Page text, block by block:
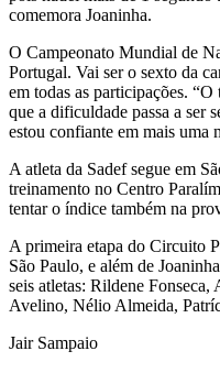
comemora Joaninha.
O Campeonato Mundial de
Portugal. Vai ser o sexto da
em todas as participações.
que a dificuldade passa a ser
estou confiante em mais uma
A atleta da Sadef segue em
treinamento no Centro
tentar o índice também na
A primeira etapa do Circuito
São Paulo, e além de
seis atletas: Rildene
Avelino, Nélio Almeida,
Jair Sampaio